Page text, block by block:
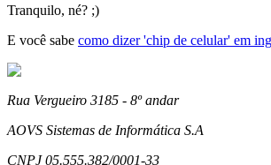
Tranquilo, né? ;)
E você sabe como dizer 'chip de celular' em
Rua Vergueiro 3185 - 8º andar
AOVS Sistemas de Informática S.A
CNPJ 05.555.382/0001-33